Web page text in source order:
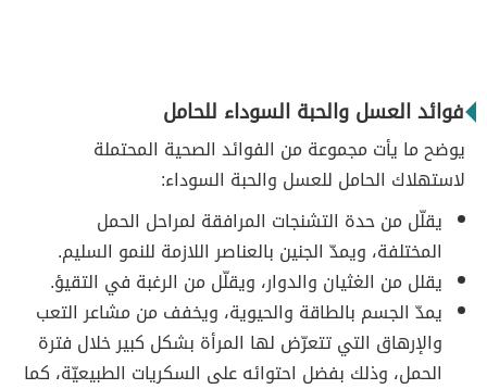
فوائد العسل والحبة السوداء للحامل
يوضح ما يأت مجموعة من الفوائد الصحية المحتملة
لاستهلاك الحامل للعسل والحبة السوداء:
يقلّل من حدة التشنجات المرافقة لمراحل الحمل
المختلفة، ويمدّ الجنين بالعناصر اللازمة للنمو السليم.
يقلل من الغثيان والدوار، ويقلّل من الرغبة في التقيؤ.
يمدّ الجسم بالطاقة والحيوية، ويخفف من مشاعر التعب
والإرهاق التي تتعرّض لها المرأة بشكل كبير خلال فترة
الحمل، وذلك بفضل احتوائه على السكريات الطبيعيّة، كما